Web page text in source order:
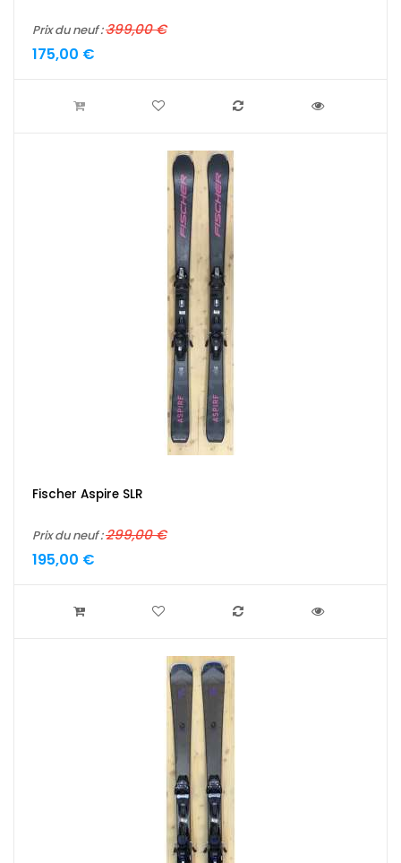
Prix du neuf :399,00 €
175,00 €
Fischer Aspire SLR
Prix du neuf :299,00 €
195,00 €